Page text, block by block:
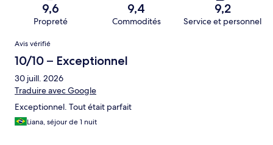
9,6
Propreté
9,4
Commodités
9,2
Service et personnel
Avis
Avis vérifié
10/10 – Exceptionnel
30 juill. 2026
Traduire avec Google
Exceptionnel. Tout était parfait
Liana, séjour de 1 nuit